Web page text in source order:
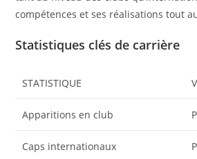
compétences et ses réalisations tout
Statistiques clés de carrière
STATISTIQUE
Apparitions en club
Caps internationaux